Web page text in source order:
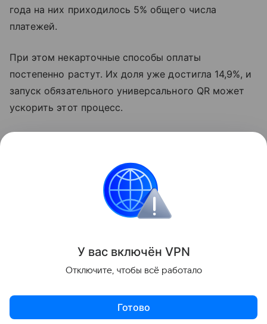
года на них приходилось 5% общего числа
платежей.
При этом некарточные способы оплаты
постепенно растут. Их доля уже достигла 14,9%, и
запуск обязательного универсального QR может
ускорить этот процесс.
Покупатель сканирует один код, выбирает
удобный способ оплаты и подтверждает платеж.
У вас включён VPN
Отключите, чтобы всё работало
Готово